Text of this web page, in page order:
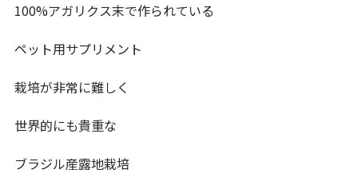
100%アガリクス末で作られている
ペット用サプリメント
栽培が非常に難しく
世界的にも貴重な
ブラジル産露地栽培